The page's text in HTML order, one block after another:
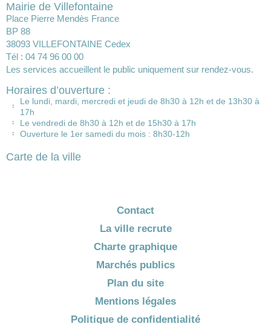
Mairie de Villefontaine
Place Pierre Mendès France
BP 88
38093 VILLEFONTAINE Cedex
Tél : 04 74 96 00 00
Les services accueillent le public uniquement sur rendez-vous.
Horaires d’ouverture :
Le lundi, mardi, mercredi et jeudi de 8h30 à 12h et de 13h30 à
17h
Le vendredi de 8h30 à 12h et de 15h30 à 17h
Ouverture le 1er samedi du mois : 8h30-12h
Carte de la ville
Contact
La ville recrute
Charte graphique
Marchés publics
Plan du site
Mentions légales
Politique de confidentialité